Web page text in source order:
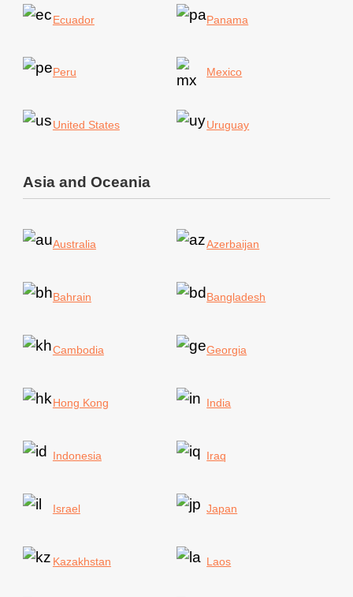
Ecuador Panama
Peru Mexico
United States Uruguay
Asia and Oceania
Australia Azerbaijan
Bahrain Bangladesh
Cambodia Georgia
Hong Kong India
Indonesia Iraq
Israel Japan
Kazakhstan Laos